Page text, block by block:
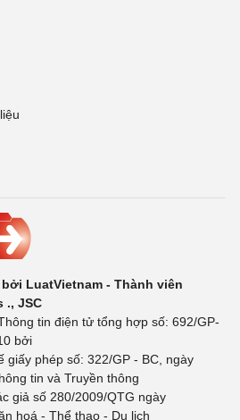
LuatVietnam - Thành viên
., JSC
tin điện tử tổng hợp số: 692/GP-
bởi
giấy phép số: 322/GP - BC, ngày
tin và Truyền thông
giả số 280/2009/QTG ngày
hoá - Thể thao - Du lịch